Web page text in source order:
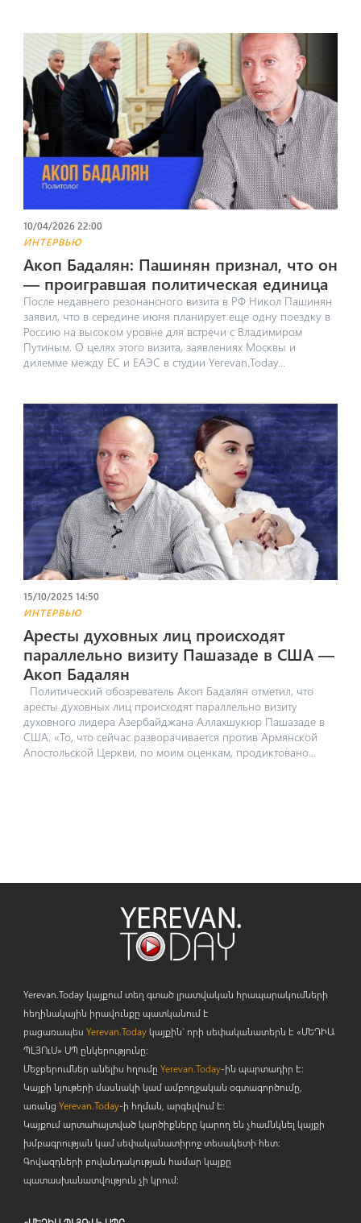
10/04/2026 22:00
ИНТЕРВЬЮ
Акоп Бадалян: Пашинян признал, что он
— проигравшая политическая единица
После недавнего резонансного визита в РФ Никол Пашинян
заявил, что в середине июня планирует еще одну поездку в
Россию на высоком уровне для встречи с Владимиром
Путиным. ​О целях этого визита, заявлениях Москвы и
дилемме между ЕС и ЕАЭС в студии Yerevan.Today...
15/10/2025 14:50
ИНТЕРВЬЮ
Аресты духовных лиц происходят
параллельно визиту Пашазаде в США —
Акоп Бадалян
Политический обозреватель Акоп Бадалян отметил, что
аресты духовных лиц происходят параллельно визиту
духовного лидера Азербайджана Аллахшукюр Пашазаде в
США. «То, что сейчас разворачивается против Армянской
Апостольской Церкви, по моим оценкам, продиктовано...
Yerevan.Today կայքում տեղ գտած լրատվական հրապարակումների
հեղինակային իրավունքը պատկանում է
բացառապես Yerevan.Todayկայքին` որի սեփականատերն է «ՄԵԴԻԱ
ՊԼՅՈւՍ» ՍՊ ընկերությունը։
Մեջբերումներ անելիս հղումը Yerevan.Today-ին պարտադիր է:
Կայքի նյութերի մասնակի կամ ամբողջական օգտագործումը,
առանց Yerevan.Today-ի հղման, արգելվում է:
Կայքում արտահայտված կարծիքները կարող են չհամնկնել կայքի
խմբագրության կամ սեփականատիրոջ տեսակետի հետ:
Գովազդների բովանդակության համար կայքը
պատասխանատվություն չի կրում: